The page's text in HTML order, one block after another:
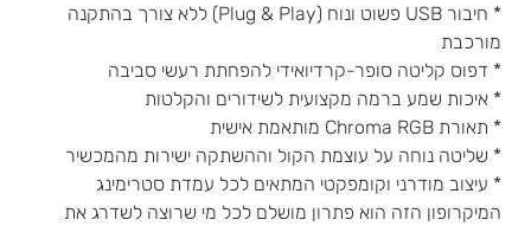
* חיבור USB פשוט ונוח (Plug & Play) ללא צורך בהתקנה
מורכבת
* דפוס קליטה סופר-קרדיואידי להפחתת רעשי סביבה
* איכות שמע ברמה מקצועית לשידורים והקלטות
* תאורת Chroma RGB מותאמת אישית
* שליטה נוחה על עוצמת הקול וההשתקה ישירות מהמכשיר
* עיצוב מודרני וקומפקטי המתאים לכל עמדת סטרימינג
המיקרופון הזה הוא פתרון מושלם לכל מי שרוצה לשדרג את